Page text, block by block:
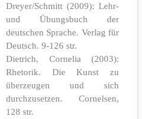
Dreyer/Schmitt (2009): Lehr-
und Übungsbuch der
deutschen Sprache. Verlag für
Deutsch. 9-126 str.
Dietrich, Cornelia (2003):
Rhetorik. Die Kunst zu
überzeugen und sich
durchzusetzen. Cornelsen,
128 str.